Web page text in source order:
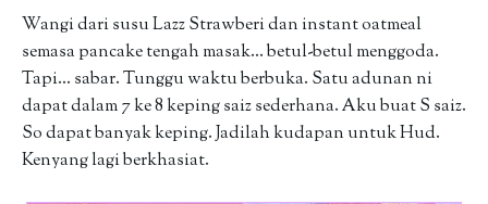
Wangi dari susu Lazz Strawberi dan instant oatmeal
semasa pancake tengah masak... betul-betul menggoda.
Tapi... sabar. Tunggu waktu berbuka. Satu adunan ni
dapat dalam 7 ke 8 keping saiz sederhana. Aku buat S saiz.
So dapat banyak keping. Jadilah kudapan untuk Hud.
Kenyang lagi berkhasiat.